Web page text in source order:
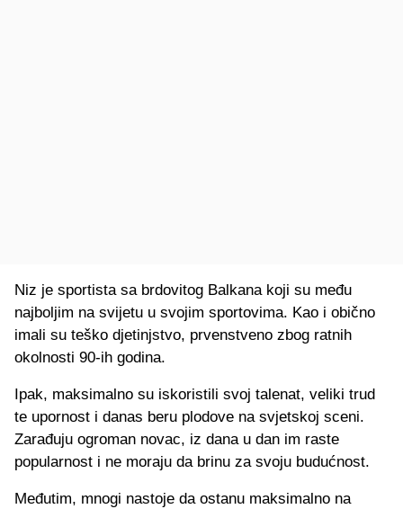
Niz je sportista sa brdovitog Balkana koji su među
najboljim na svijetu u svojim sportovima. Kao i obično
imali su teško djetinjstvo, prvenstveno zbog ratnih
okolnosti 90-ih godina.
Ipak, maksimalno su iskoristili svoj talenat, veliki trud
te upornost i danas beru plodove na svjetskoj sceni.
Zarađuju ogroman novac, iz dana u dan im raste
popularnost i ne moraju da brinu za svoju budućnost.
Međutim, mnogi nastoje da ostanu maksimalno na